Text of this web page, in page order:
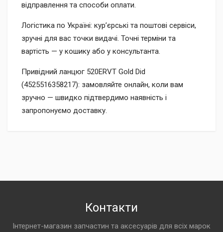
відправлення та способи оплати.
Логістика по Україні: кур’єрські та поштові сервіси,
зручні для вас точки видачі. Точні терміни та
вартість — у кошику або у консультанта.
Привідний ланцюг 520ERVT Gold Did
(4525516358217): замовляйте онлайн, коли вам
зручно — швидко підтвердимо наявність і
запропонуємо доставку.
Контакти
Інтернет-магазин запчастин та аксесуарів для всіх марок